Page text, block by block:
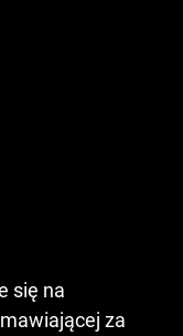
się na
za